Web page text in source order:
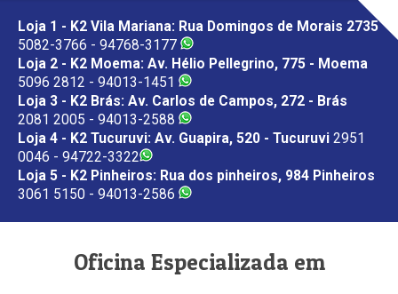
Loja 1 - K2 Vila Mariana: Rua Domingos de Morais 2735
5082-3766 - 94768-3177
Loja 2 - K2 Moema: Av. Hélio Pellegrino, 775 - Moema
5096 2812 - 94013-1451
Loja 3 - K2 Brás: Av. Carlos de Campos, 272 - Brás
2081 2005 - 94013-2588
Loja 4 - K2 Tucuruvi: Av. Guapira, 520 - Tucuruvi 2951
0046 - 94722-3322
Loja 5 - K2 Pinheiros: Rua dos pinheiros, 984 Pinheiros
3061 5150 - 94013-2586
Oficina Especializada em